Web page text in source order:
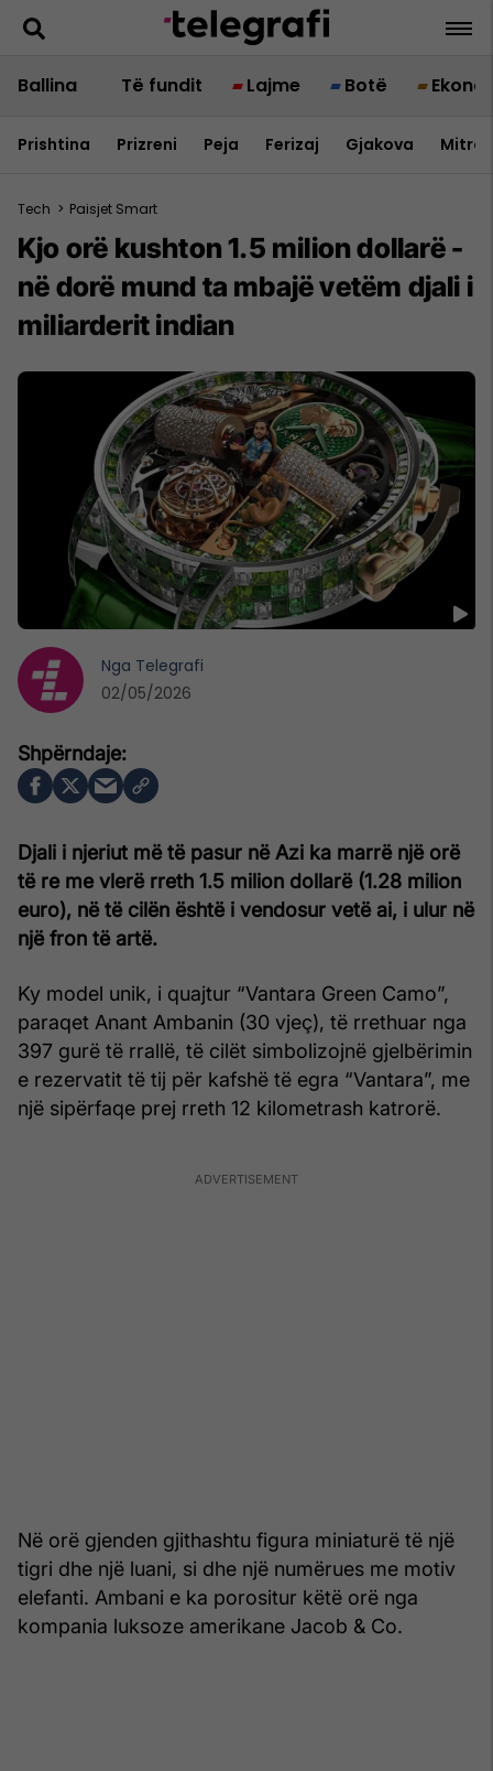
Ballina Të fundit Lajme Botë
Prishtina Prizreni Peja Ferizaj Gjakova
Tech > Paisjet Smart
Kjo orë kushton 1.5 milion dollarë -
në dorë mund ta mbajë vetëm djali i
miliarderit indian
Djali i njeriut më të pasur në Azi ka marrë një orë
të re me vlerë rreth 1.5 milion dollarë (1.28 milion
euro), në të cilën është i vendosur vetë ai, i ulur në
një fron të artë.
Ky model unik, i quajtur “Vantara Green Camo”,
paraqet Anant Ambanin (30 vjeç), të rrethuar nga
397 gurë të rrallë, të cilët simbolizojnë gjelbërimin
e rezervatit të tij për kafshë të egra “Vantara”, me
një sipërfaqe prej rreth 12 kilometrash katrorë.
Në orë gjenden gjithashtu figura miniaturë të një
tigri dhe një luani, si dhe një numërues me motiv
elefanti. Ambani e ka porositur këtë orë nga
kompania luksoze amerikane Jacob & Co.
Nga Telegrafi
02/05/2026